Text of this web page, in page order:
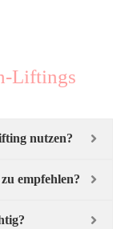
Liftings
nutzen?
empfehlen?